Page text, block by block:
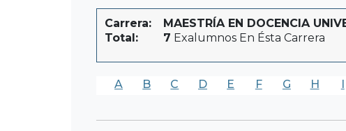
Carrera:
MAESTRÍA EN DOCENCIA
Total:
7 Exalumnos En Ésta Carrera
A B C D E F G H I